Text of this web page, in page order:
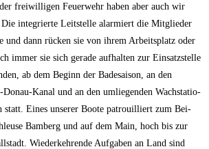
frei­wil­li­gen Feu­er­wehr haben aber auch wir
inte­grier­te Leit­stel­le alar­miert die Mit­glie­der
und dann rücken sie von ihrem Arbeits­platz oder
immer sie sich gera­de auf­hal­ten zur Ein­satz­stel­le
ab dem Beginn der Bade­sai­son, an den
Donau-Kanal und an den umlie­gen­den Wach­sta­tio­
statt. Eines unse­rer Boo­te patrouil­liert zum Bei­
Bam­berg und auf dem Main, hoch bis zur
Wie­der­keh­ren­de Auf­ga­ben an Land sind